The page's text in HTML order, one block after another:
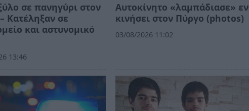
σε πανηγύρι στον
Κατέληξαν σε
και αστυνομικό
13:46
Αυτοκίνητο «λαμπάδιασε» εν
κινήσει στον Πύργο (photos)
03/08/2026 11:02